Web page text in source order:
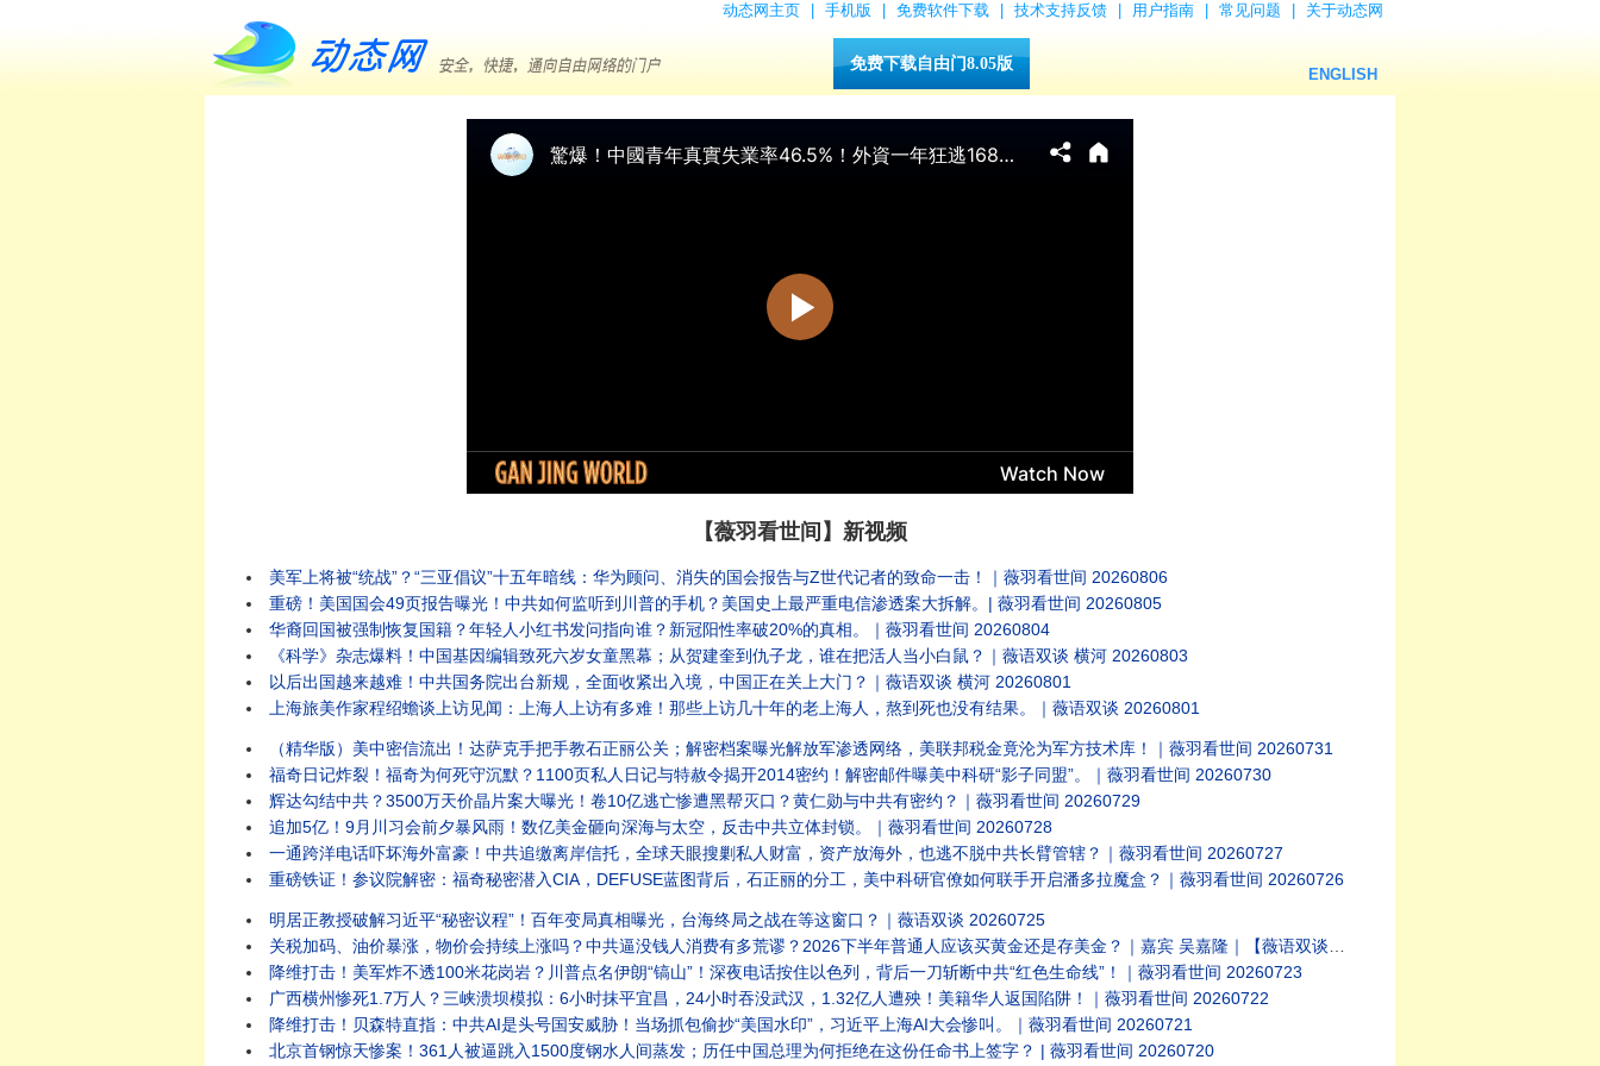
动态网主页 手机版 免费软件下载 技术支持反馈 用户指南 常见问题 关于动态网
免费下载自由门8.05版
ENGLISH
【薇羽看世间】新视频
美军上将被“统战”？“三亚倡议”十五年暗线：华为顾问、消失的国会报告与Z世代记者的致命一击！｜薇羽看世间 20260806
重磅！美国国会49页报告曝光！中共如何监听到川普的手机？美国史上最严重电信渗透案大拆解。| 薇羽看世间 20260805
华裔回国被强制恢复国籍？年轻人小红书发问指向谁？新冠阳性率破20%的真相。｜薇羽看世间 20260804
《科学》杂志爆料！中国基因编辑致死六岁女童黑幕；从贺建奎到仇子龙，谁在把活人当小白鼠？｜薇语双谈 横河 20260803
以后出国越来越难！中共国务院出台新规，全面收紧出入境，中国正在关上大门？｜薇语双谈 横河 20260801
上海旅美作家程绍蟾谈上访见闻：上海人上访有多难！那些上访几十年的老上海人，熬到死也没有结果。｜薇语双谈 20260801
（精华版）美中密信流出！达萨克手把手教石正丽公关；解密档案曝光解放军渗透网络，美联邦税金竟沦为军方技术库！｜薇羽看世间 20260731
福奇日记炸裂！福奇为何死守沉默？1100页私人日记与特赦令揭开2014密约！解密邮件曝美中科研“影子同盟”。｜薇羽看世间 20260730
辉达勾结中共？3500万天价晶片案大曝光！卷10亿逃亡惨遭黑帮灭口？黄仁勋与中共有密约？｜薇羽看世间 20260729
追加5亿！9月川习会前夕暴风雨！数亿美金砸向深海与太空，反击中共立体封锁。｜薇羽看世间 20260728
一通跨洋电话吓坏海外富豪！中共追缴离岸信托，全球天眼搜剿私人财富，资产放海外，也逃不脱中共长臂管辖？｜薇羽看世间 20260727
重磅铁证！参议院解密：福奇秘密潜入CIA，DEFUSE蓝图背后，石正丽的分工，美中科研官僚如何联手开启潘多拉魔盒？｜薇羽看世间 20260726
明居正教授破解习近平“秘密议程”！百年变局真相曝光，台海终局之战在等这窗口？｜薇语双谈 20260725
关税加码、油价暴涨，物价会持续上涨吗？中共逼没钱人消费有多荒谬？2026下半年普通人应该买黄金还是存美金？｜嘉宾 吴嘉隆｜【薇语双谈】20260724
降维打击！美军炸不透100米花岗岩？川普点名伊朗“镐山”！深夜电话按住以色列，背后一刀斩断中共“红色生命线”！｜薇羽看世间 20260723
广西横州惨死1.7万人？三峡溃坝模拟：6小时抹平宜昌，24小时吞没武汉，1.32亿人遭殃！美籍华人返国陷阱！｜薇羽看世间 20260722
降维打击！贝森特直指：中共AI是头号国安威胁！当场抓包偷抄“美国水印”，习近平上海AI大会惨叫。｜薇羽看世间 20260721
北京首钢惊天惨案！361人被逼跳入1500度钢水人间蒸发；历任中国总理为何拒绝在这份任命书上签字？ | 薇羽看世间 20260720